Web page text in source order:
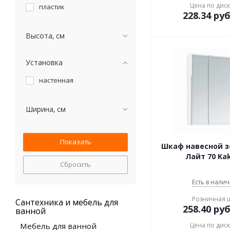
Цена по
228.34
Шкаф навесной
Лайт 70
Есть в
Розничная
258.40
Цена по
пластик
Высота, см
Установка
настенная
Ширина, см
Сбросить
Сантехника и мебель для
ванной
Мебель для ванной